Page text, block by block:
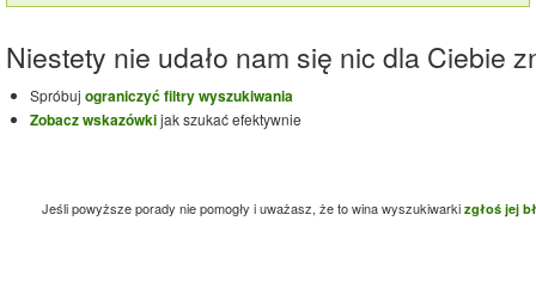
Niestety nie udało nam się nic dla Ciebie
Spróbuj ograniczyć filtry wyszukiwania
Zobacz wskazówkijak szukać efektywnie
Jeśli powyższe porady nie pomogły i uważasz, że to wina wyszukiwarki zgłoś jej